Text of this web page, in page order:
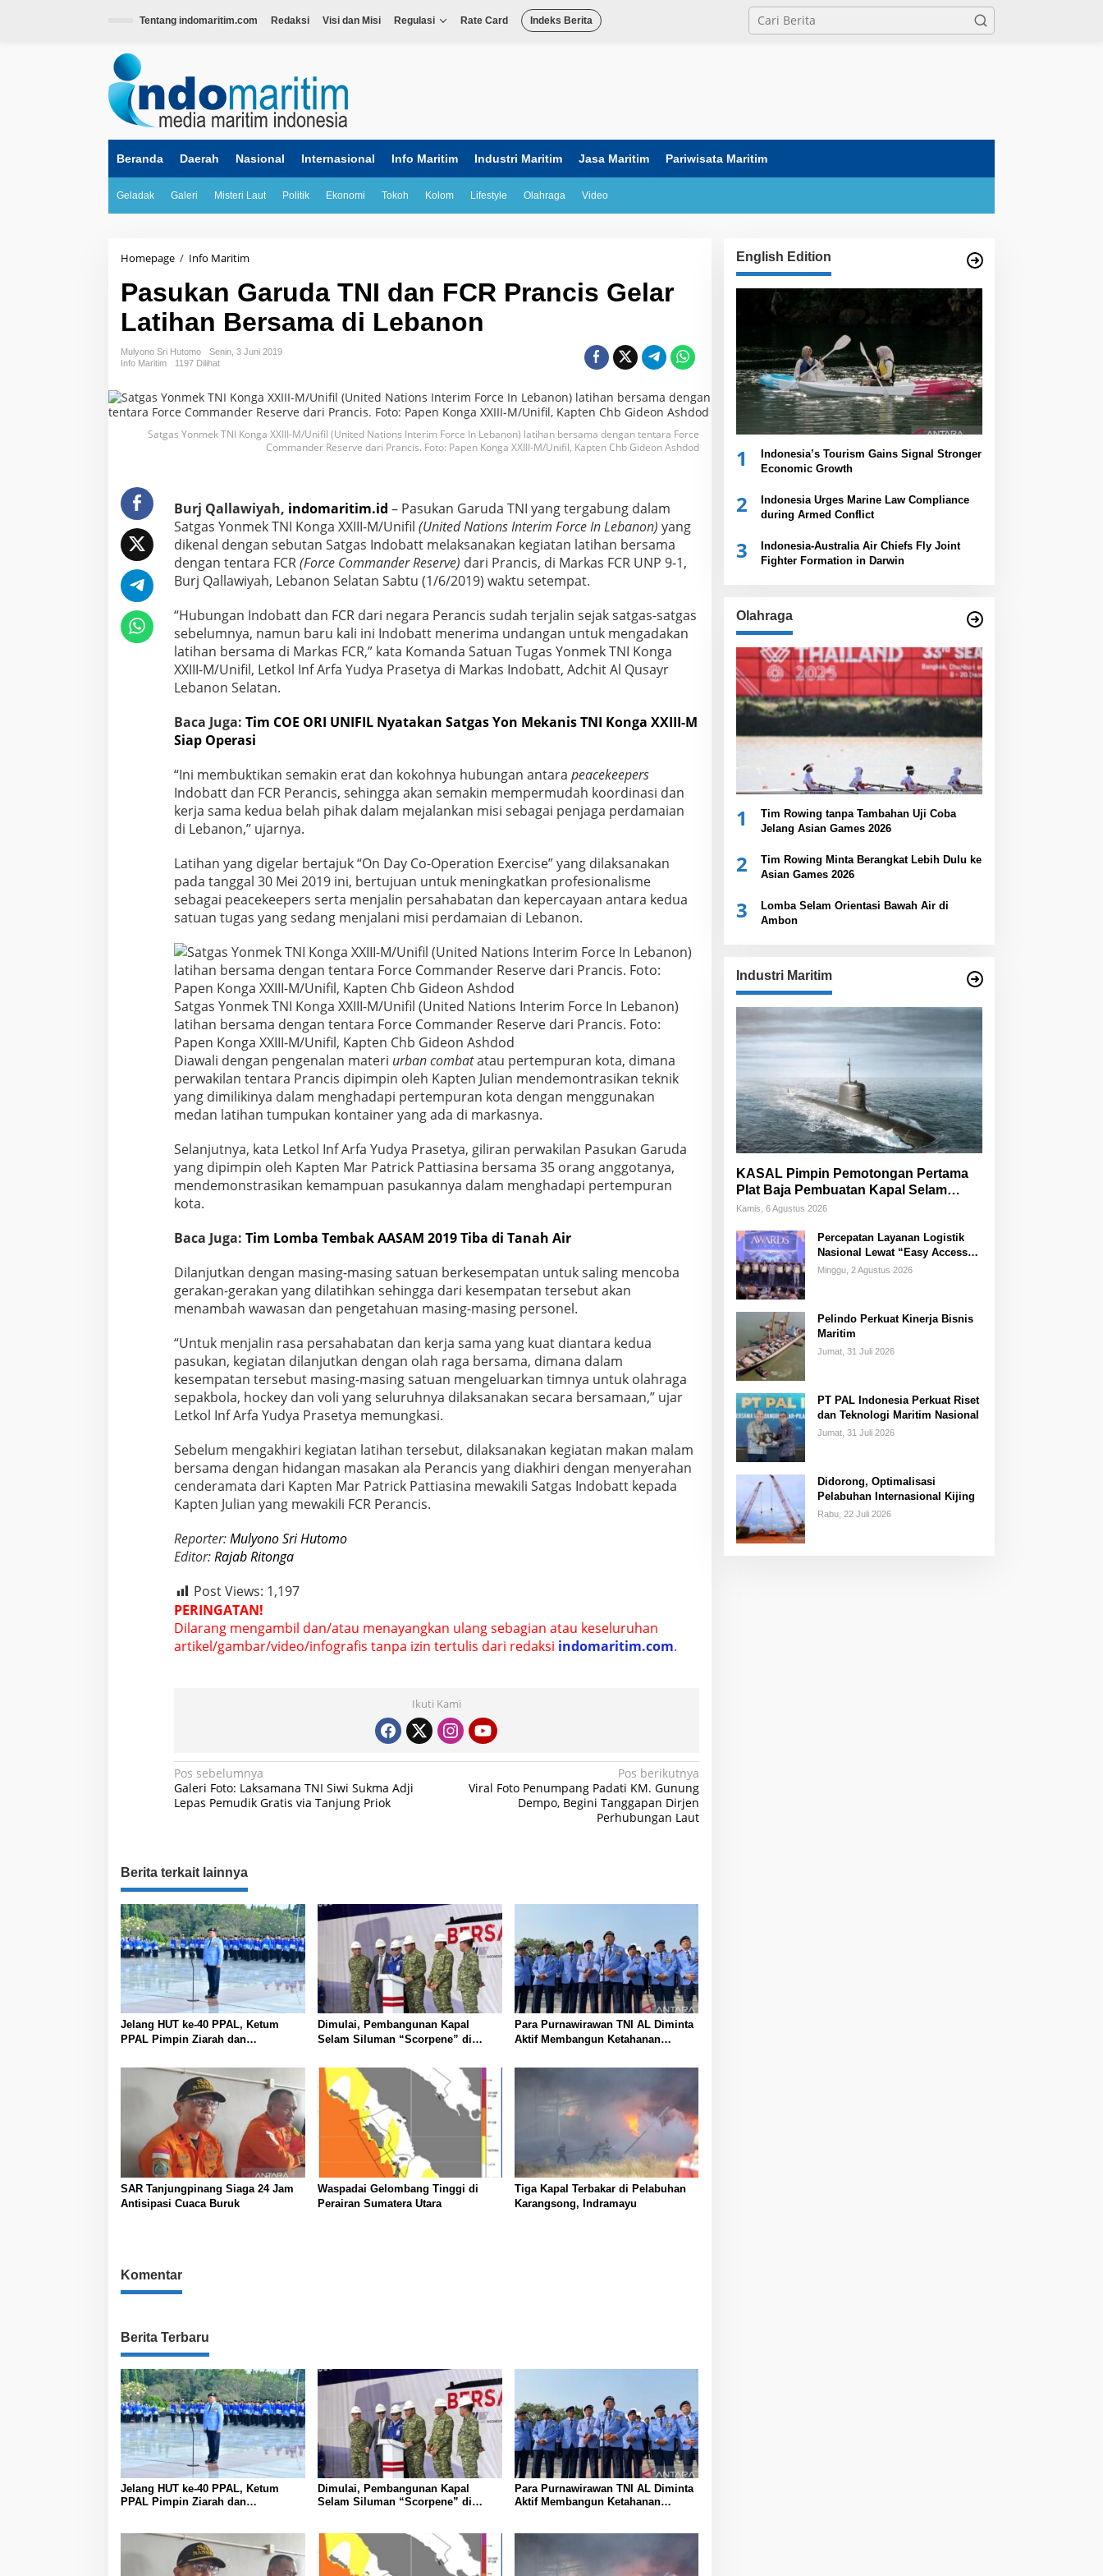
Tentang indomaritim.com Redaksi Visi dan Misi Regulasi Rate Card Indeks Berita
Beranda Daerah Nasional Internasional Info Maritim Industri Maritim Jasa Maritim Pariwisata Maritim
Geladak Galeri Misteri Laut Politik Ekonomi Tokoh Kolom Lifestyle Olahraga Video
Homepage / Info Maritim
s
u
k
a
n
u
d
a
a
n
F
C
R
P
a
c
i
s
G
l
a
r
a
t
i
h
B
e
r
s
a
a
d
i
L
e
b
a
n
o
n
Pasukan Garuda TNI dan FCR Prancis Gelar
Latihan Bersama di Lebanon
Mulyono Sri Hutomo
Senin, 3 Juni 2019
Info Maritim
1197 Dilihat
Satgas Yonmek TNI Konga XXIII-M/Unifil (United Nations Interim Force In Lebanon) latihan bersama dengan tentara Force
Commander Reserve dari Prancis. Foto: Papen Konga XXIII-M/Unifil, Kapten Chb Gideon Ashdod
Burj Qallawiyah, indomaritim.id – Pasukan Garuda TNI yang tergabung dalam
Satgas Yonmek TNI Konga XXIII-M/Unifil (United Nations Interim Force In Lebanon) yang
dikenal dengan sebutan Satgas Indobatt melaksanakan kegiatan latihan bersama
dengan tentara FCR(Force Commander Reserve) dari Prancis, di Markas FCR UNP 9-1,
Burj Qallawiyah, Lebanon Selatan Sabtu (1/6/2019) waktu setempat.
“Hubungan Indobatt dan FCR dari negara Perancis sudah terjalin sejak satgas-satgas
sebelumnya, namun baru kali ini Indobatt menerima undangan untuk mengadakan
latihan bersama di Markas FCR,” kata Komanda Satuan Tugas Yonmek TNI Konga
XXIII-M/Unifil, Letkol Inf Arfa Yudya Prasetya di Markas Indobatt, Adchit Al Qusayr
Lebanon Selatan.
Baca Juga: Tim COE ORI UNIFIL Nyatakan Satgas Yon Mekanis TNI Konga XXIII-M
Siap Operasi
“Ini membuktikan semakin erat dan kokohnya hubungan antara peacekeepers
Indobatt dan FCR Perancis, sehingga akan semakin mempermudah koordinasi dan
kerja sama kedua belah pihak dalam mejalankan misi sebagai penjaga perdamaian
di Lebanon,” ujarnya.
Latihan yang digelar bertajuk “On Day Co-Operation Exercise” yang dilaksanakan
pada tanggal 30 Mei 2019 ini, bertujuan untuk meningkatkan profesionalisme
sebagai peacekeepers serta menjalin persahabatan dan kepercayaan antara kedua
satuan tugas yang sedang menjalani misi perdamaian di Lebanon.
Satgas Yonmek TNI Konga XXIII-M/Unifil (United Nations Interim Force In Lebanon)
latihan bersama dengan tentara Force Commander Reserve dari Prancis. Foto:
Papen Konga XXIII-M/Unifil, Kapten Chb Gideon Ashdod
Diawali dengan pengenalan materi urban combatatau pertempuran kota, dimana
perwakilan tentara Prancis dipimpin oleh Kapten Julian mendemontrasikan teknik
yang dimilikinya dalam menghadapi pertempuran kota dengan menggunakan
medan latihan tumpukan kontainer yang ada di markasnya.
Selanjutnya, kata Letkol Inf Arfa Yudya Prasetya, giliran perwakilan Pasukan Garuda
yang dipimpin oleh Kapten Mar Patrick Pattiasina bersama 35 orang anggotanya,
mendemonstrasikan kemampuan pasukannya dalam menghadapi pertempuran
kota.
Baca Juga: Tim Lomba Tembak AASAM 2019 Tiba di Tanah Air
Dilanjutkan dengan masing-masing satuan berkesempatan untuk saling mencoba
gerakan-gerakan yang dilatihkan sehingga dari kesempatan tersebut akan
menambah wawasan dan pengetahuan masing-masing personel.
“Untuk menjalin rasa persahabatan dan kerja sama yang kuat diantara kedua
pasukan, kegiatan dilanjutkan dengan olah raga bersama, dimana dalam
kesempatan tersebut masing-masing satuan mengeluarkan timnya untuk olahraga
sepakbola, hockey dan voli yang seluruhnya dilaksanakan secara bersamaan,” ujar
Letkol Inf Arfa Yudya Prasetya memungkasi.
Sebelum mengakhiri kegiatan latihan tersebut, dilaksanakan kegiatan makan malam
bersama dengan hidangan masakan ala Perancis yang diakhiri dengan menyerahan
cenderamata dari Kapten Mar Patrick Pattiasina mewakili Satgas Indobatt kepada
Kapten Julian yang mewakili FCR Perancis.
Reporter:Mulyono Sri Hutomo
Editor:Rajab Ritonga
Post Views: 1,197
PERINGATAN!
Dilarang mengambil dan/atau menayangkan ulang sebagian atau keseluruhan
artikel/gambar/video/infografis tanpa izin tertulis dari redaksi indomaritim.com.
Ikuti Kami
N
a
g
a
s
i
p
o
s
Pos sebelumnya
Galeri Foto: Laksamana TNI Siwi Sukma Adji
Lepas Pemudik Gratis via Tanjung Priok
Pos berikutnya
Viral Foto Penumpang Padati KM. Gunung
Dempo, Begini Tanggapan Dirjen
Perhubungan Laut
Berita terkait lainnya
Jelang HUT ke-40 PPAL, Ketum
PPAL Pimpin Ziarah dan
TMPNU Kalibata
Dimulai, Pembangunan Kapal
Selam Siluman “Scorpene” di
Para Purnawirawan TNI AL Diminta
Aktif Membangun Ketahanan
SAR Tanjungpinang Siaga 24 Jam
Antisipasi Cuaca Buruk
Waspadai Gelombang Tinggi di
Perairan Sumatera Utara
Tiga Kapal Terbakar di Pelabuhan
Karangsong, Indramayu
Komentar
Berita Terbaru
Jelang HUT ke-40 PPAL, Ketum
PPAL Pimpin Ziarah dan
Dimulai, Pembangunan Kapal
Selam Siluman “Scorpene” di
Para Purnawirawan TNI AL Diminta
Aktif Membangun Ketahanan
English Edition
1
Indonesia’s Tourism Gains Signal Stronger
Economic Growth
2
Indonesia Urges Marine Law Compliance
during Armed Conflict
3
Indonesia-Australia Air Chiefs Fly Joint
Fighter Formation in Darwin
Olahraga
1
Tim Rowing tanpa Tambahan Uji Coba
Jelang Asian Games 2026
2
Tim Rowing Minta Berangkat Lebih Dulu ke
Asian Games 2026
3
Lomba Selam Orientasi Bawah Air di
Ambon
Industri Maritim
KASAL Pimpin Pemotongan Pertama
Plat Baja Pembuatan Kapal Selam
Scorpene
Kamis, 6 Agustus 2026
Percepatan Layanan Logistik
Nasional Lewat “Easy Access
Zone Integration”
Minggu, 2 Agustus 2026
Pelindo Perkuat Kinerja Bisnis
Maritim
Jumat, 31 Juli 2026
PT PAL Indonesia Perkuat Riset
dan Teknologi Maritim Nasional
Jumat, 31 Juli 2026
Didorong, Optimalisasi
Pelabuhan Internasional Kijing
Rabu, 22 Juli 2026